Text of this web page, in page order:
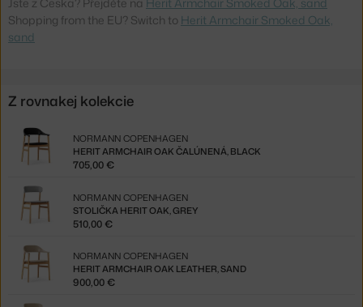
Jste z Česka? Přejděte na Herit Armchair Smoked Oak, sand
Shopping from the EU? Switch to Herit Armchair Smoked Oak,
sand
Z rovnakej kolekcie
HERIT ARMCHAIR OAK ČALÚNENÁ, BLACK
NORMANN COPENHAGEN
705,00 €
STOLIČKA HERIT OAK, GREY
NORMANN COPENHAGEN
510,00 €
HERIT ARMCHAIR OAK LEATHER, SAND
NORMANN COPENHAGEN
900,00 €